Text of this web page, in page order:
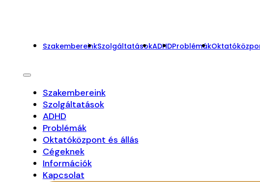
SzakembereinkSzolgáltatásokADHDProblémák
Szakembereink
Szolgáltatások
ADHD
Problémák
Oktatóközpont és állás
Cégeknek
Információk
Kapcsolat